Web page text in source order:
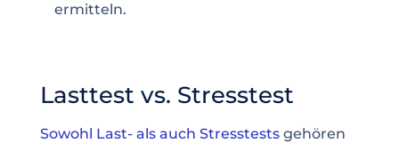
ermitteln.
Lasttest vs. Stresstest
Sowohl Last- als auch Stresstestsgehören